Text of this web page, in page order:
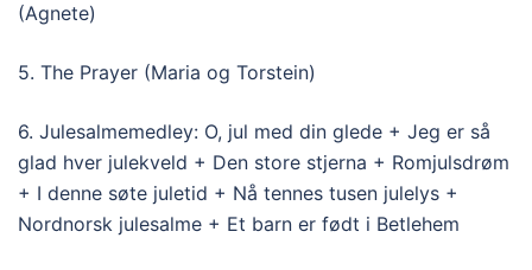
(Agnete)
5. The Prayer (Maria og Torstein)
6. Julesalmemedley: O, jul med din glede + Jeg er så
glad hver julekveld + Den store stjerna + Romjulsdrøm
+ I denne søte juletid + Nå tennes tusen julelys +
Nordnorsk julesalme + Et barn er født i Betlehem